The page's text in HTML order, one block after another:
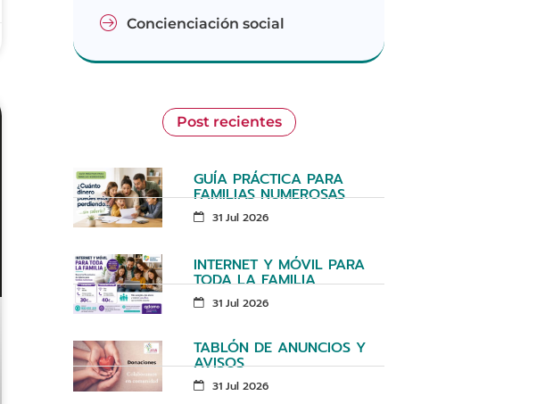
Concienciación social
Post recientes
GUÍA PRÁCTICA PARA
FAMILIAS NUMEROSAS
31 Jul 2026
INTERNET Y MÓVIL PARA
TODA LA FAMILIA
31 Jul 2026
TABLÓN DE ANUNCIOS Y
AVISOS
31 Jul 2026